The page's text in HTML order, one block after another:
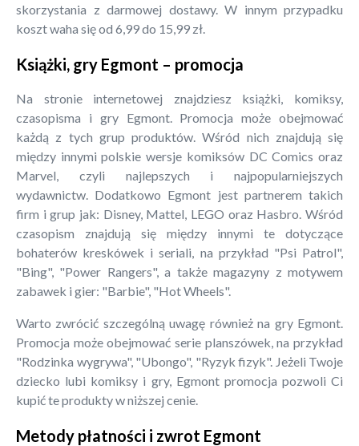
skorzystania z darmowej dostawy. W innym przypadku
koszt waha się od 6,99 do 15,99 zł.
Książki, gry Egmont – promocja
Na stronie internetowej znajdziesz książki, komiksy,
czasopisma i gry Egmont. Promocja może obejmować
każdą z tych grup produktów. Wśród nich znajdują się
między innymi polskie wersje komiksów DC Comics oraz
Marvel, czyli najlepszych i najpopularniejszych
wydawnictw. Dodatkowo Egmont jest partnerem takich
firm i grup jak: Disney, Mattel, LEGO oraz Hasbro. Wśród
czasopism znajdują się między innymi te dotyczące
bohaterów kreskówek i seriali, na przykład "Psi Patrol",
"Bing", "Power Rangers", a także magazyny z motywem
zabawek i gier: "Barbie", "Hot Wheels".
Warto zwrócić szczególną uwagę również na gry Egmont.
Promocja może obejmować serie planszówek, na przykład
"Rodzinka wygrywa", "Ubongo", "Ryzyk fizyk". Jeżeli Twoje
dziecko lubi komiksy i gry, Egmont promocja pozwoli Ci
kupić te produkty w niższej cenie.
Metody płatności i zwrot Egmont